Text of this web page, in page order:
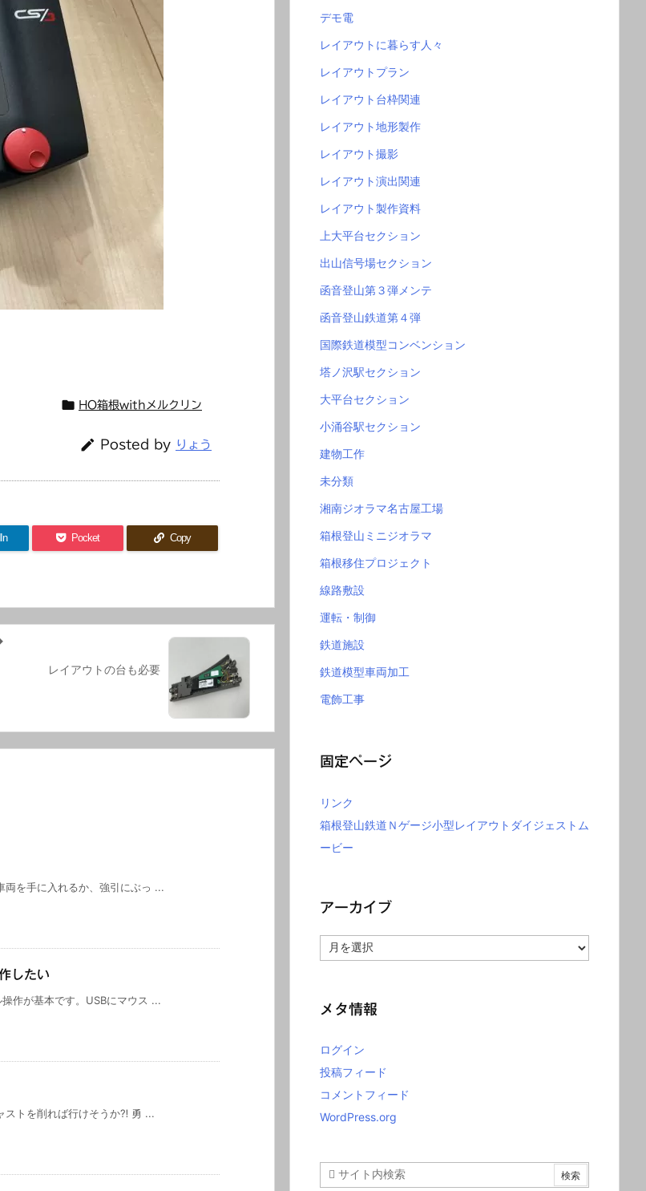
 HO箱根withメルクリン
 Posted by りょう
Pocket Copy
レイアウトの台も必要
両を手に入れるか、強引にぶっ ...
したい
作が基本です。USBにマウス ...
ストを削れば行けそうか⁈ 勇 ...
デモ電
レイアウトに暮らす人々
レイアウトプラン
レイアウト台枠関連
レイアウト地形製作
レイアウト撮影
レイアウト演出関連
レイアウト製作資料
上大平台セクション
出山信号場セクション
函音登山第３弾メンテ
函音登山鉄道第４弾
国際鉄道模型コンベンション
塔ノ沢駅セクション
大平台セクション
小涌谷駅セクション
建物工作
未分類
湘南ジオラマ名古屋工場
箱根登山ミニジオラマ
箱根移住プロジェクト
線路敷設
運転・制御
鉄道施設
鉄道模型車両加工
電飾工事
固定ページ
リンク
箱根登山鉄道Ｎゲージ小型レイアウトダイジェストム
ービー
アーカイブ
ー
ブ
メタ情報
ログイン
投稿フィード
コメントフィード
WordPress.org